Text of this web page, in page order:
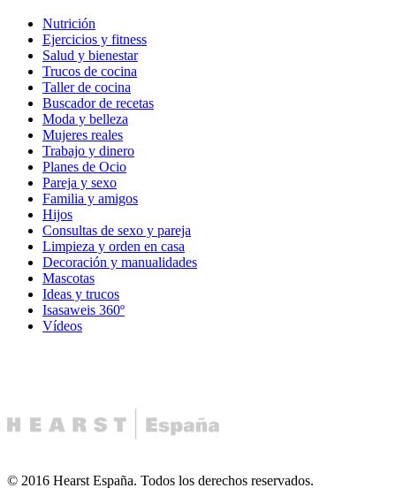
Nutrición
Ejercicios y fitness
Salud y bienestar
Trucos de cocina
Taller de cocina
Buscador de recetas
Moda y belleza
Mujeres reales
Trabajo y dinero
Planes de Ocio
Pareja y sexo
Familia y amigos
Hijos
Consultas de sexo y pareja
Limpieza y orden en casa
Decoración y manualidades
Mascotas
Ideas y trucos
Isasaweis 360º
Vídeos
© 2016 Hearst España. Todos los derechos reservados.